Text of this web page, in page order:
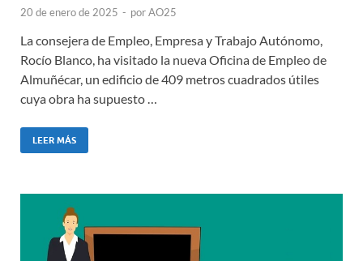
20 de enero de 2025 - porAO25
La consejera de Empleo, Empresa y Trabajo Autónomo,
Rocío Blanco, ha visitado la nueva Oficina de Empleo de
Almuñécar, un edificio de 409 metros cuadrados útiles
cuya obra ha supuesto …
LEER MÁS